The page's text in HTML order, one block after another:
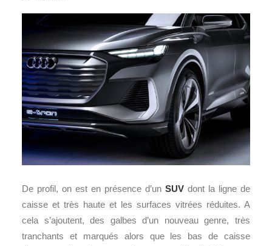
De profil, on est en présence d’un SUV dont la ligne de
caisse et très haute et les surfaces vitrées réduites. A
cela s’ajoutent, des galbes d’un nouveau genre, très
tranchants et marqués alors que les bas de caisse